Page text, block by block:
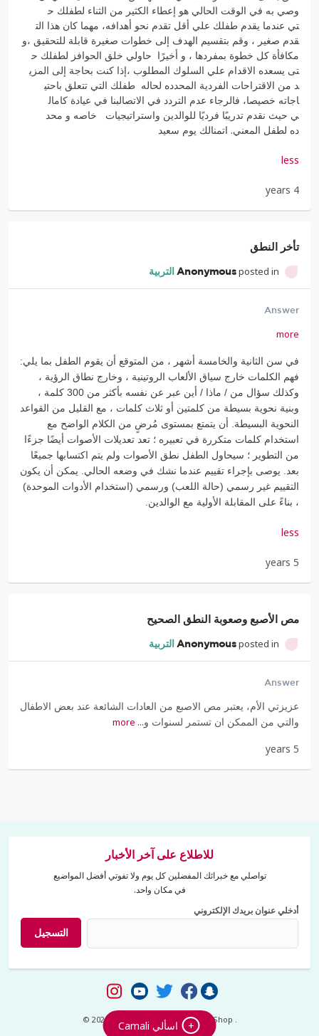
+ اسألي Camali
وصي به في الوقت الحالي هو إعطاء الكثير من الثناء لطفلك ح
تي عندما يقدم طفلك علي أقل تقدم نحو أهدافه، مهما كان هذا الت
قدم صغير ، وقم بتقسيم الهدف إلى خطوات صغيرة قابلة للتحقيق ،و
مكافأة كل خطوة بمفردها ، و أخيرًا حاولي خلق الحوافز لطفلك ح
تى يسعده الاقدام علي السلوك المطلوب ،إذا كنت بحاجة إلى المزي
د من الاقتراحات الفردية المحدده لحاله طفلك التي تتعلق باحتي
اجاته خصيصا، فالرجاء عدم التردد في الاتصالبنا في عيادة كامال
ي حيث نقدم تدريبًا فرديًا للوالدين واستراتيجيات خاصه و محد
ده لطفل المعني. اتمنالك يوم سعيد
less
4 years
تأخر النطق
Anonymous posted in التربية
Answer
more
في سن الثانية والخامسة أشهر ، من المتوقع أن يقوم الطفل بما يلي:
فهم الكلمات خارج سياق الألعاب الروتينية ، وخارج نطاق الرؤية ،
وكذلك سؤال من / ماذا / أين عبر عن نفسه بأكثر من 300 كلمة ،
وبنية نحوية بسيطة من كلمتين أو ثلاث كلمات ، مع القليل من القواعد
النحوية البسيطة. أن يتمتع بمستوى مُرضٍ من الكلام الواضح مع
استخدام كلمات متكررة في تعبيره ؛ تعد تعديلات الأصوات أيضًا جزءًا
من التطوير ؛ سيحاول الطفل نطق الأصوات ولم يتم اكتسابها جميعًا
بعد. يوصى بإجراء تقييم عندما نشك في وضعه الحالي. يمكن أن يكون
التقييم غير رسمي (حالة اللعب) ورسمي (استخدام الأدوات الموحدة)
، بناءً على المقابلة الأولية مع الوالدين.
less
5 years
مص الأصبع وصعوبة النطق الصحيح
Anonymous posted in التربية
Answer
عزيزتي الأم، يعتبر مص الاصبع من العادات الشائعة عند بعض الاطفال
والتي من الممكن ان تستمر لسنوات و...
5 years
للاطلاع على آخر الأخبار
تواصلي مع خبرائك المفضلين كل يوم ولا تفوتي أفضل المواضيع
في مكان واحد.
أدخلي عنوان بريدك الإلكتروني
التسجيل
© 2026 Mumzworld - Online Baby Shop .
All Rights Reserved.